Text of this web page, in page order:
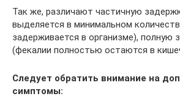
Так же, различают частичную
выделяется в минимальном
задерживается в организме), полную
(фекалии полностью остаются в
Следует обратить внимание на
симптомы: